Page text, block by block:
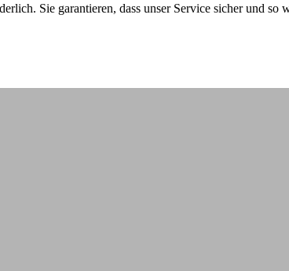
Sie garantieren, dass unser Service sicher und